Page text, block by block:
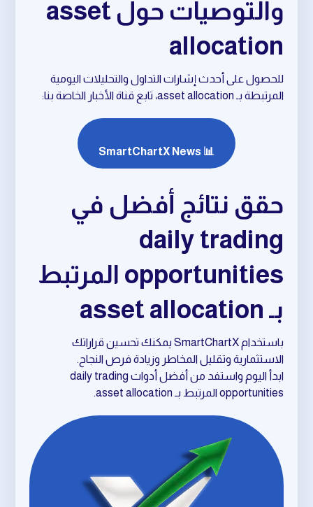
والتوصيات حول asset
allocation
للحصول على أحدث إشارات التداول والتحليلات اليومية
المرتبطة بـ asset allocation، تابع قناة الأخبار الخاصة بنا:
📊 SmartChartX News
حقق نتائج أفضل في
daily trading
opportunities المرتبط
بـ asset allocation
باستخدام SmartChartX يمكنك تحسين قراراتك
الاستثمارية وتقليل المخاطر وزيادة فرص النجاح.
ابدأ اليوم واستفد من أفضل أدوات daily trading
opportunities المرتبط بـ asset allocation.